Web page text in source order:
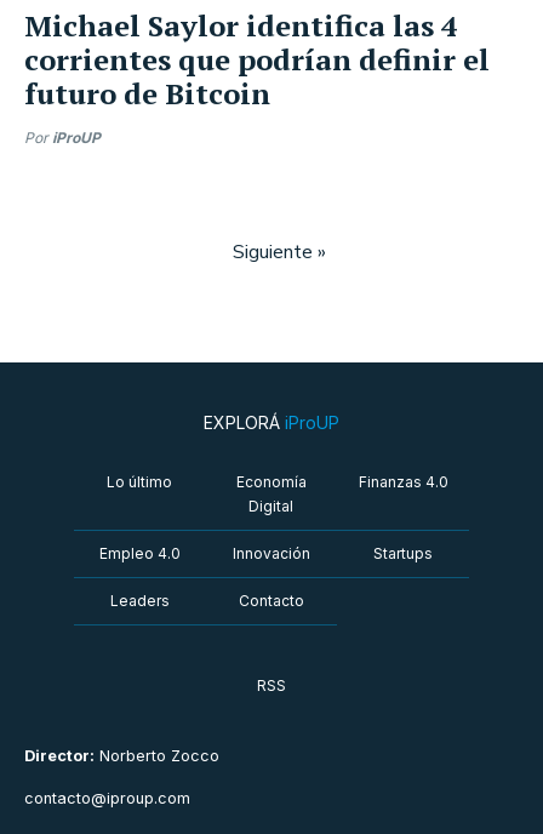
Michael Saylor identifica las 4
corrientes que podrían definir el
futuro de Bitcoin
Por iProUP
Siguiente »
Director: Norberto Zocco
contacto@iproup.com
EXPLORÁ iProUP
Lo último
Economía
Digital
Finanzas 4.0
Empleo 4.0 Innovación Startups
Leaders Contacto
RSS